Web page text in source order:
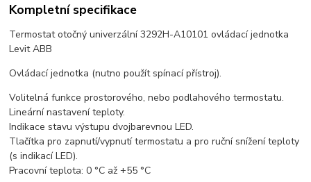
Kompletní specifikace
Termostat otočný univerzální 3292H-A10101 ovládací jednotka
Levit ABB
Ovládací jednotka (nutno použít spínací přístroj).
Volitelná funkce prostorového, nebo podlahového termostatu.
Lineární nastavení teploty.
Indikace stavu výstupu dvojbarevnou LED.
Tlačítka pro zapnutí/vypnutí termostatu a pro ruční snížení teploty
(s indikací LED).
Pracovní teplota: 0 °C až +55 °C